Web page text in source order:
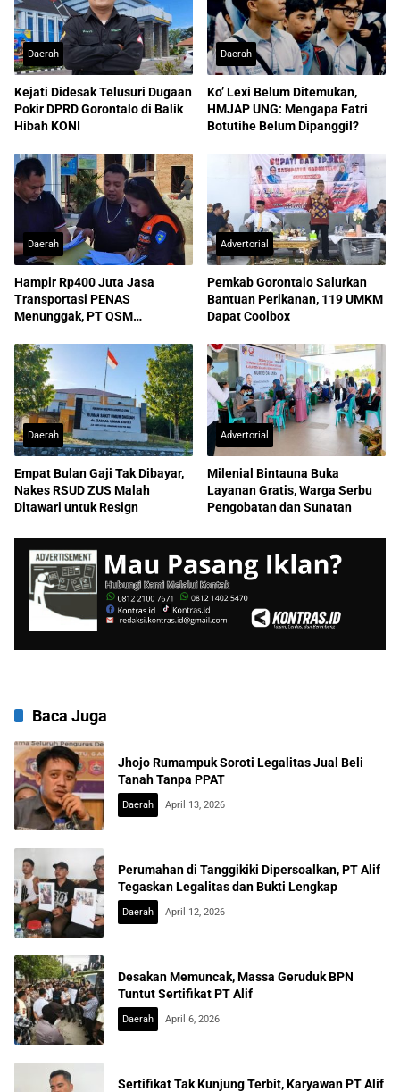
Daerah
Kejati Didesak Telusuri Dugaan
Pokir DPRD Gorontalo di Balik
Hibah KONI
Daerah
Ko’ Lexi Belum Ditemukan,
HMJAP UNG: Mengapa Fatri
Botutihe Belum Dipanggil?
Daerah
Hampir Rp400 Juta Jasa
Transportasi PENAS
Menunggak, PT QSM
Advertorial
Pemkab Gorontalo Salurkan
Bantuan Perikanan, 119 UMKM
Dapat Coolbox
Daerah
Empat Bulan Gaji Tak Dibayar,
Nakes RSUD ZUS Malah
Ditawari untuk Resign
Advertorial
Milenial Bintauna Buka
Layanan Gratis, Warga Serbu
Pengobatan dan Sunatan
Baca Juga
Jhojo Rumampuk Soroti Legalitas Jual Beli
Tanah Tanpa PPAT
Daerah April 13, 2026
Perumahan di Tanggikiki Dipersoalkan, PT Alif
Tegaskan Legalitas dan Bukti Lengkap
Daerah April 12, 2026
Desakan Memuncak, Massa Geruduk BPN
Tuntut Sertifikat PT Alif
Daerah April 6, 2026
Sertifikat Tak Kunjung Terbit, Karyawan PT Alif